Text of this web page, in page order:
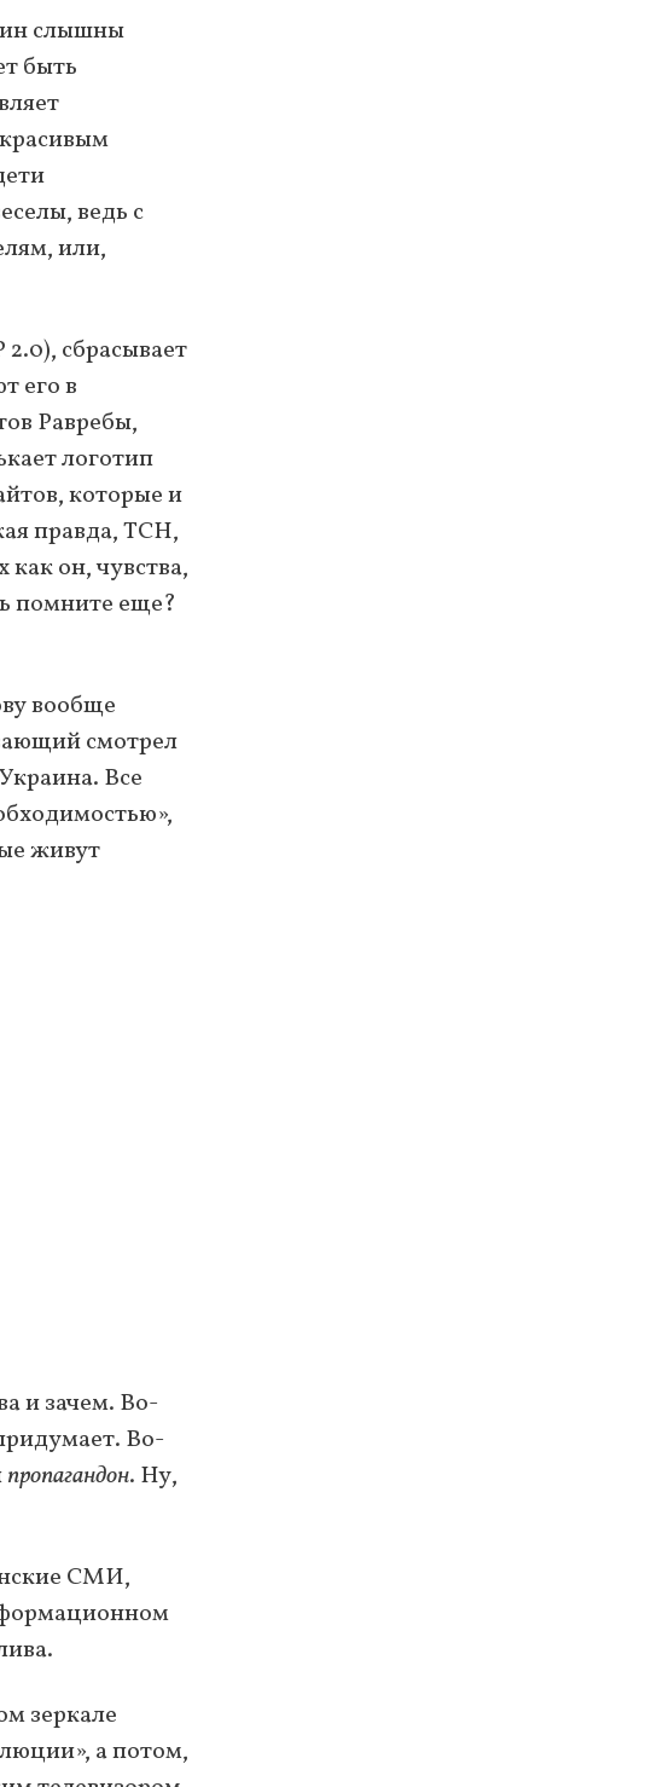
слышны
быть
ведь с
или,
сбрасывает
его в
Равребы,
логотип
которые и
правда, ТСН,
он, чувства,
помните еще?
вообще
смотрел
Все
живут
и зачем. Во-
Во-
пропагандон. Ну,
СМИ,
зеркале
а потом,